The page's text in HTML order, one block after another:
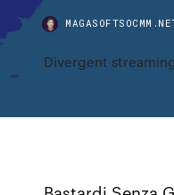
Divergent